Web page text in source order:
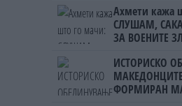
Ахмети кажа
СЛУШАМ,
ЗА ВОЕНИТЕ
ИСТОРИСКО
ФОРМИРАН